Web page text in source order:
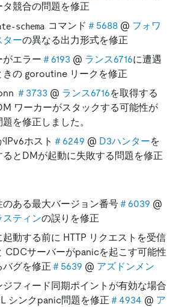
タ競合の問題を修正
schema コマンド ＃5688@ フォワ
ターの異なる出力形式を修正
がエラー ＃6193 @ ランス6716に遭遇
きの goroutine リークを修正
＃3733 @ ランス6716を取得する
ワーカーがスタックする可能性が
を修正しました。
IPv6ホスト ＃6249 @ D3ハンターを
るとDMが起動に失敗する問題を修正
のある最大バージョン番号＃6039 @
スティンの誤りを修正
起動する前に HTTP リクエストを受信
CDCサーバーがpanicを起こす可能性
バグを修正 ＃5639 @ アズドンメン
ジフィード同期ポイントが有効な場合
シンクpanic問題を修正 ＃4934 @ ア